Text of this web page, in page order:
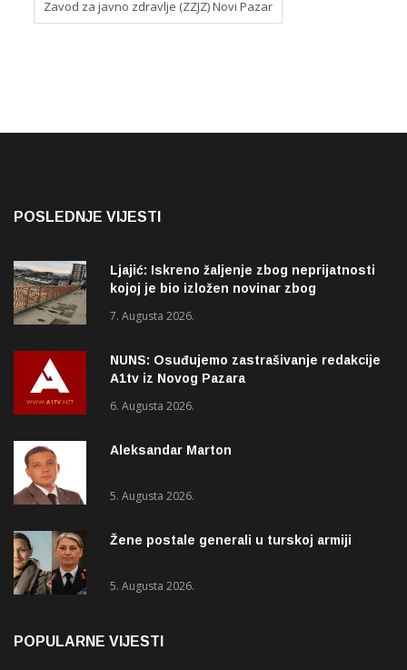
Zavod za javno zdravlje (ZZJZ) Novi Pazar
POSLEDNJE VIJESTI
Ljajić: Iskreno žaljenje zbog neprijatnosti
kojoj je bio izložen novinar zbog
7. Augusta 2026.
NUNS: Osuđujemo zastrašivanje redakcije
A1tv iz Novog Pazara
6. Augusta 2026.
Aleksandar Marton
5. Augusta 2026.
Žene postale generali u turskoj armiji
5. Augusta 2026.
POPULARNE VIJESTI